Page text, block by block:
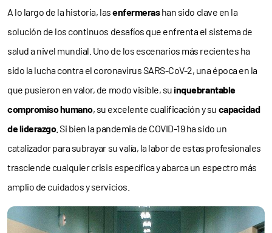
A lo largo de la historia, lasenfermerashan sido clave en la
solución de los continuos desafíos que enfrenta el sistema de
salud a nivel mundial. Uno de los escenarios más recientes ha
sido la lucha contra el coronavirus SARS-CoV-2, una época en la
que pusieron en valor, de modo visible, suinquebrantable
compromiso humano, su excelente cualificación y su capacidad
de liderazgo. Si bien la pandemia de COVID-19 ha sido un
catalizador para subrayar su valía, la labor de estas profesionales
trasciende cualquier crisis específica y abarca un espectro más
amplio de cuidados y servicios.